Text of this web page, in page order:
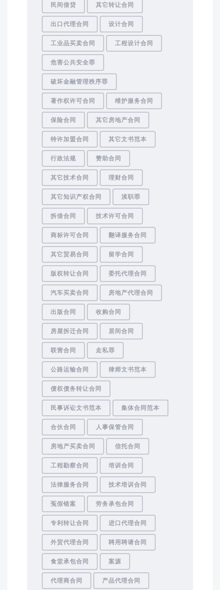
民间借贷 其它转让合同
出口代理合同 设计合同
工业品买卖合同 工程设计合同
危害公共安全罪
破坏金融管理秩序罪
著作权许可合同 维护服务合同
保险合同 其它房地产合同
特许加盟合同 其它文书范本
行政法规 赞助合同
其它技术合同 理财合同
其它知识产权合同 渎职罪
拆借合同 技术许可合同
商标许可合同 翻译服务合同
其它贸易合同 留学合同
版权转让合同 委托代理合同
汽车买卖合同 房地产代理合同
出版合同 收购合同
房屋拆迁合同 居间合同
联营合同 走私罪
公路运输合同 律师文书范本
债权债务转让合同
民事诉讼文书范本 集体合同范本
合伙合同 人事保管合同
房地产买卖合同 信托合同
工程勘察合同 培训合同
法律服务合同 技术培训合同
冤假错案 劳务承包合同
专利转让合同 进口代理合同
外贸代理合同 聘用聘请合同
食堂承包合同 案源
代理商合同 产品代理合同